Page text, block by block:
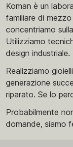
Koman è un
familiare di
concentriamo
Utilizziamo
design industriale.
Realizziamo
generazione
riparato. Se lo
Probabilmente
domande, siamo